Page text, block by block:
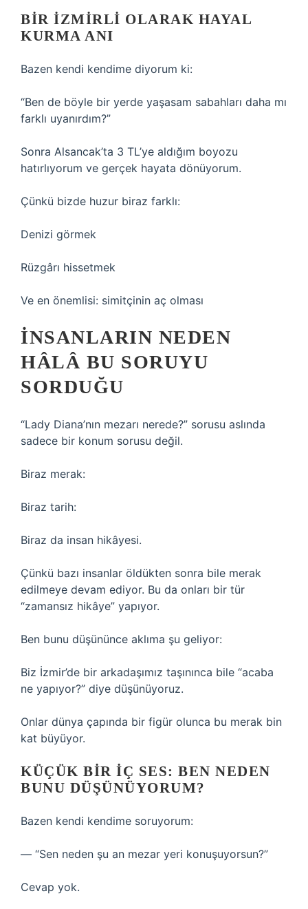
BIR İZMIRLI OLARAK HAYAL
KURMA ANI
Bazen kendi kendime diyorum ki:
“Ben de böyle bir yerde yaşasam sabahları daha mı
farklı uyanırdım?”
Sonra Alsancak’ta 3 TL’ye aldığım boyozu
hatırlıyorum ve gerçek hayata dönüyorum.
Çünkü bizde huzur biraz farklı:
Denizi görmek
Rüzgârı hissetmek
Ve en önemlisi: simitçinin aç olması
İNSANLARIN NEDEN
HÂLÂ BU SORUYU
SORDUĞU
“Lady Diana’nın mezarı nerede?” sorusu aslında
sadece bir konum sorusu değil.
Biraz merak:
Biraz tarih:
Biraz da insan hikâyesi.
Çünkü bazı insanlar öldükten sonra bile merak
edilmeye devam ediyor. Bu da onları bir tür
“zamansız hikâye” yapıyor.
Ben bunu düşününce aklıma şu geliyor:
Biz İzmir’de bir arkadaşımız taşınınca bile “acaba
ne yapıyor?” diye düşünüyoruz.
Onlar dünya çapında bir figür olunca bu merak bin
kat büyüyor.
KÜÇÜK BIR IÇ SES: BEN NEDEN
BUNU DÜŞÜNÜYORUM?
Bazen kendi kendime soruyorum:
— “Sen neden şu an mezar yeri konuşuyorsun?”
Cevap yok.